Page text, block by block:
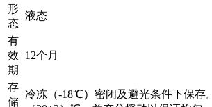
形
态
液态
有
效
期
12个月
存
储
冷冻（-18℃）密闭及避光条件下保存